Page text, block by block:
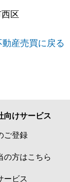
区
産売買に戻る
向けサービス
ご登録
の方はこちら
ービス